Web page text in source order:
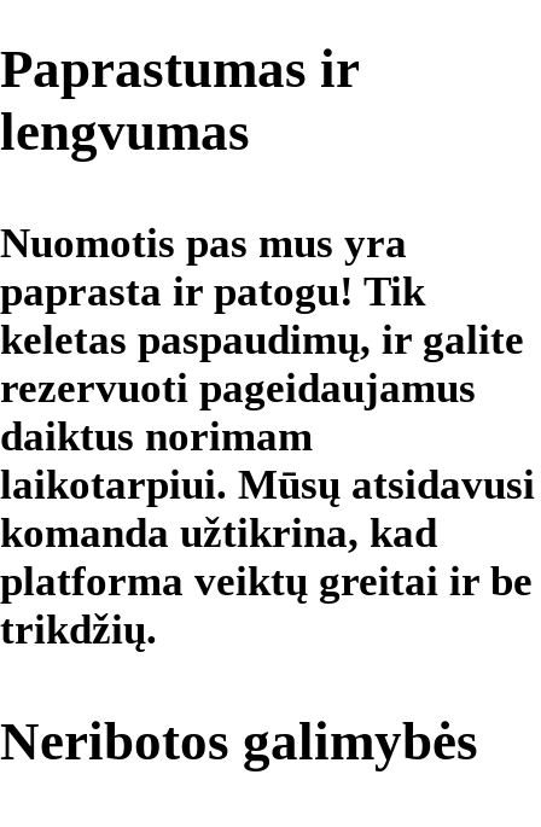
Paprastumas ir
lengvumas
Nuomotis pas mus yra
paprasta ir patogu! Tik
keletas paspaudimų, ir galite
rezervuoti pageidaujamus
daiktus norimam
laikotarpiui. Mūsų atsidavusi
komanda užtikrina, kad
platforma veiktų greitai ir be
trikdžių.
Neribotos galimybės